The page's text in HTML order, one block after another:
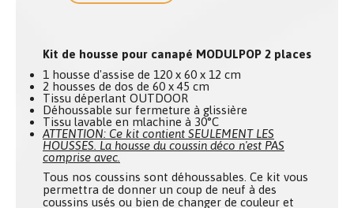
Kit de housse pour canapé MODULPOP 2 places
1 housse d'assise de 120 x 60 x 12 cm
2 housses de dos de 60 x 45 cm
Tissu déperlant OUTDOOR
Déhoussable sur fermeture à glissière
Tissu lavable en mlachine à 30°C
ATTENTION: Ce kit contient SEULEMENT LES
HOUSSES. La housse du coussin déco n'est PAS
comprise avec.
Tous nos coussins sont déhoussables. Ce kit vous
permettra de donner un coup de neuf à des
coussins usés ou bien de changer de couleur et